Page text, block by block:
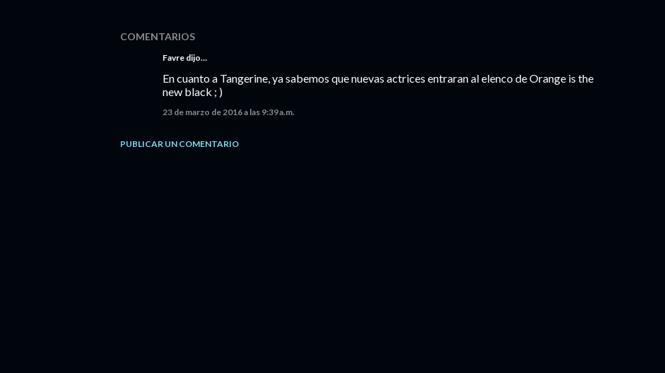
COMENTARIOS
Favre dijo…
En cuanto a Tangerine, ya sabemos que nuevas actrices entraran al elenco de Orange is the
new black ; )
23 de marzo de 2016 a las 9:39 a.m.
PUBLICAR UN COMENTARIO